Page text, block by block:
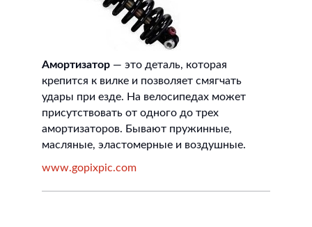
Амортизатор — это деталь, которая
крепится к вилке и позволяет смягчать
удары при езде. На велосипедах может
присутствовать от одного до трех
амортизаторов. Бывают пружинные,
масляные, эластомерные и воздушные.
www.gopixpic.com